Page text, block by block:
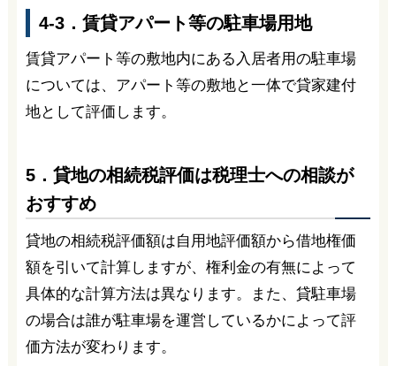
4-3．賃貸アパート等の駐車場用地
賃貸アパート等の敷地内にある入居者用の駐車場
については、アパート等の敷地と一体で貸家建付
地として評価します。
5．貸地の相続税評価は税理士への相談が
おすすめ
貸地の相続税評価額は自用地評価額から借地権価
額を引いて計算しますが、権利金の有無によって
具体的な計算方法は異なります。また、貸駐車場
の場合は誰が駐車場を運営しているかによって評
価方法が変わります。